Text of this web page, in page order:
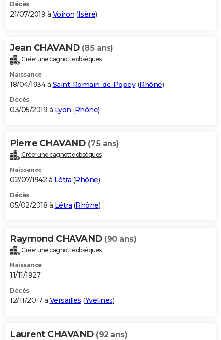
Décès
21/07/2019 à Voiron (Isère)
Jean CHAVAND (85 ans)
Créer une cagnotte obsèques
Naissance
18/04/1934 à Saint-Romain-de-Popey(Rhône)
Décès
03/05/2019 à Lyon (Rhône)
Pierre CHAVAND (75 ans)
Créer une cagnotte obsèques
Naissance
02/07/1942 à Létra (Rhône)
Décès
05/02/2018 à Létra (Rhône)
Raymond CHAVAND (90 ans)
Créer une cagnotte obsèques
Naissance
11/11/1927
Décès
12/11/2017 à Versailles (Yvelines)
Laurent CHAVAND (92 ans)